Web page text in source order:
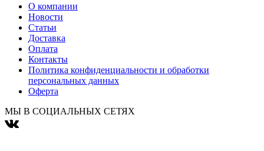
О компании
Новости
Статьи
Доставка
Оплата
Контакты
Политика конфиденциальности и обработки
персональных данных
Оферта
МЫ В СОЦИАЛЬНЫХ СЕТЯХ